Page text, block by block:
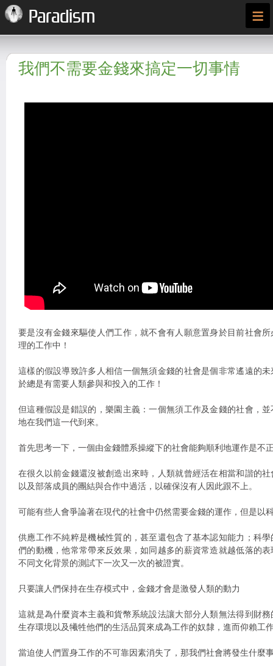
Paradism ≡
我們不需要金錢來搞定一切事情
要是沒有金錢來驅使人們工作，就不會有人願意置身於目前社會
理的工作中！
這樣的假設導致許多人相信一個無須金錢的社會是個非常遙遠的
於總是有需要人類參與和投入的工作！
但這種假設是錯誤的，樂園主義：一個無須工作及金錢的社會，
地在我們這一代到來。
首先思考一下，一個由金錢體系操縱下的社會能夠順利地運作是不
在很久以前金錢還沒被創造出來時，人類就曾經活在相當和諧的
以及部落成員的團結與合作中過活，以確保沒有人因此跟不上。
可能有些人會爭論著在現代的社會中仍然需要金錢的運作，但是以
供應工作不純粹是機械性質的，甚至還包含了基本認知能力；科
們的動機，他常常帶來反效果，如同越多的薪資常造就越低落的
不同文化背景的測試下一次又一次的被證實。
只要讓人們保持在生存模式中，金錢才會是激發人類的動力
這就是為什麼資本主義和貨幣系統設法讓大部分人類無法得到財
生存環境以及犧牲他們的生活品質來成為工作的奴隸，進而仰賴工
當迫使人們置身工作的不可靠因素消失了，那我們社會將發生什麼